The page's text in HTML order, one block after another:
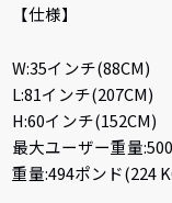
【仕様】
W:35インチ(88CM)
L:81インチ(207CM)
H:60インチ(152CM)
最大ユーザー重量
重量:494ポンド(224